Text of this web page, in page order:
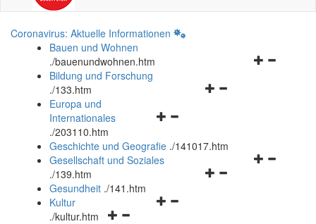
Coronavirus: Aktuelle Informationen
Bauen und Wohnen
./bauenundwohnen.htm
Navigationsmenü
Bildung und Forschung
./133.htm
Navigationsmenü
und
schließen
Europa und
Internationales
./203110.htm
Geschichte und Geografie ./141017.htm
Navigationsmenü
Gesellschaft und Soziales
./139.htm
Navigationsmenü
Gesundheit ./141.htm
Navigationsmenü
Kultur
./kultur.htm